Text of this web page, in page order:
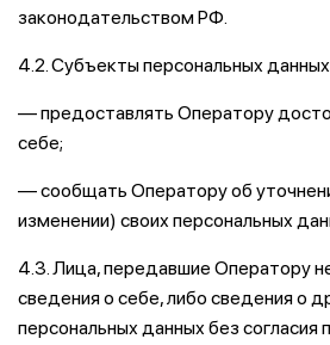
законодательством РФ.
4.2. Субъекты персональных
— предоставлять Оператору
себе;
— сообщать Оператору об
изменении) своих персональных
4.3. Лица, передавшие Оператору
сведения о себе, либо сведения о
персональных данных без согласия